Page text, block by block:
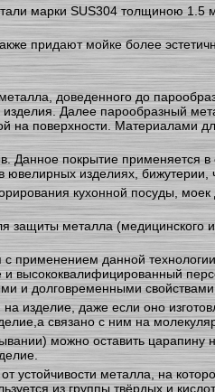
марки SUS304 толщиною 1.5
придают мойке более
доведенного до
Далее парообразный
на поверхности. Материалами
Данное покрытие применяется
изделиях, бижутерии,
кухонной посуды,
защиты металла (медицинского
с применением данной
и высококвалифицированный
и долговременными
даже если оно
связано с ним на
можно оставить царапину
металла, на
из группы твёрдых и